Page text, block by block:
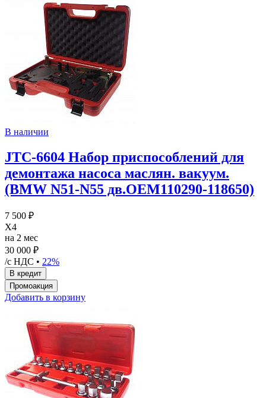
В наличии
JTC-6604 Набор приспособлений для
демонтажа насоса маслян. вакуум.
(BMW N51-N55 дв.OEM110290-118650)
7 500 ₽
X4
на 2 мес
30 000 ₽
/с НДС • 22%
Добавить в корзину